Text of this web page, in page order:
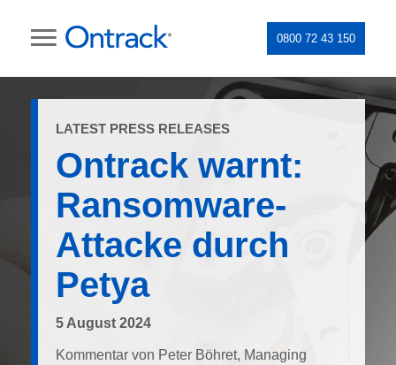
0800 72 43 150
LATEST PRESS RELEASES
Ontrack warnt:
Ransomware-
Attacke durch
Petya
5 August 2024
Kommentar von Peter Böhret, Managing